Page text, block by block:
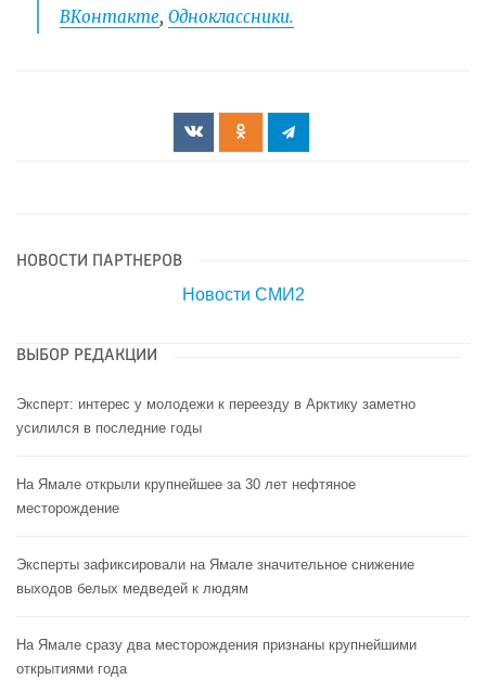
ВКонтакте, Одноклассники.
НОВОСТИ ПАРТНЕРОВ
Новости СМИ2
ВЫБОР РЕДАКЦИИ
Эксперт: интерес у молодежи к переезду в Арктику заметно
усилился в последние годы
На Ямале открыли крупнейшее за 30 лет нефтяное
месторождение
Эксперты зафиксировали на Ямале значительное снижение
выходов белых медведей к людям
На Ямале сразу два месторождения признаны крупнейшими
открытиями года